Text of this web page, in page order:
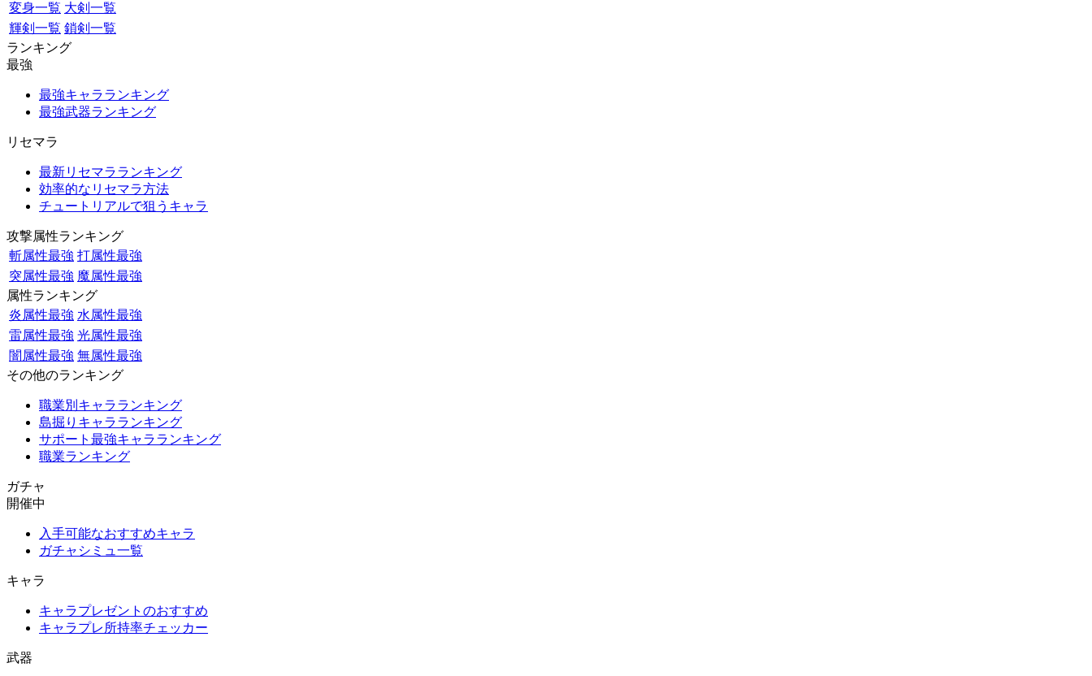
変身一覧 大剣一覧
輝剣一覧 鎖剣一覧
ランキング
最強
最強キャラランキング
最強武器ランキング
リセマラ
最新リセマラランキング
効率的なリセマラ方法
チュートリアルで狙うキャラ
攻撃属性ランキング
斬属性最強 打属性最強
突属性最強 魔属性最強
属性ランキング
炎属性最強 水属性最強
雷属性最強 光属性最強
闇属性最強 無属性最強
その他のランキング
職業別キャラランキング
島掘りキャラランキング
サポート最強キャラランキング
職業ランキング
ガチャ
開催中
入手可能なおすすめキャラ
ガチャシミュ一覧
キャラ
キャラプレゼントのおすすめ
キャラプレ所持率チェッカー
武器